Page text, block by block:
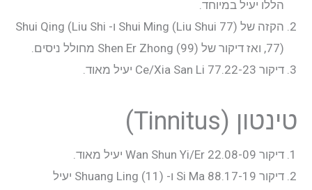
הללו יעיל במיוחד.
הקזה של Shui Ming (Liu Shui 77) ו- Shui Qing (Liu Shi
77), ואז דיקור של Shen Er Zhong (99) מחולל ניסים.
דיקור 77.22-23 Ce/Xia San Li יעיל מאוד.
טינטון (Tinnitus)
דיקור 22.08-09 Wan Shun Yi/Er יעיל מאוד.
דיקור 88.17-19 Si Ma ו- Shuang Ling (11) יעיל